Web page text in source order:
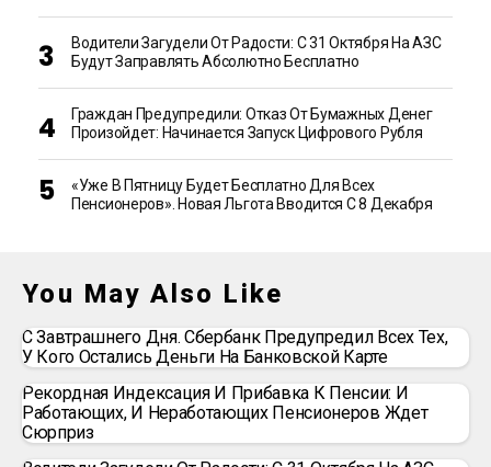
Водители Загудели От Радости: С 31 Октября На АЗС
Будут Заправлять Абсолютно Бесплатно
Граждан Предупредили: Отказ От Бумажных Денег
Произойдет: Начинается Запуск Цифрового Рубля
«Уже В Пятницу Будет Бесплатно Для Всех
Пенсионеров». Новая Льгота Вводится С 8 Декабря
You May Also Like
С Завтрашнего Дня. Сбербанк Предупредил Всех Тех,
У Кого Остались Деньги На Банковской Карте
Рекордная Индексация И Прибавка К Пенсии: И
Работающих, И Неработающих Пенсионеров Ждет
Сюрприз